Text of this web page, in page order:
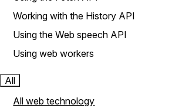
Working with the History API
Using the Web speech API
Using web workers
All
All web technology